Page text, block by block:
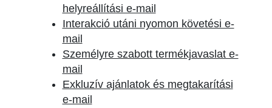
helyreállítási e-mail
Interakció utáni nyomon követési e-
mail
Személyre szabott termékjavaslat e-
mail
Exkluzív ajánlatok és megtakarítási
e-mail